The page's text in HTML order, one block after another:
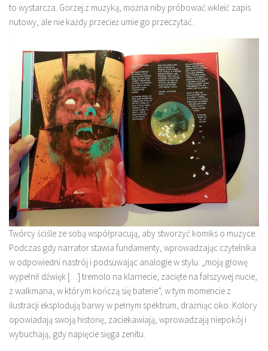
to wystarcza. Gorzej z muzyką, można niby próbować wkleić zapis
nutowy, ale nie każdy przecież umie go przeczytać.
Twórcy ściśle ze sobą współpracują, aby stworzyć komiks o muzyce.
Podczas gdy narrator stawia fundamenty, wprowadzając czytelnika
w odpowiedni nastrój i podsuwając analogie w stylu: „moją głowę
wypełnił dźwięk […] tremolo na klarnecie, zacięte na fałszywej nucie,
z walkmana, w którym kończą się baterie”, w tym momencie z
ilustracji eksplodują barwy w pełnym spektrum, drażniąc oko. Kolory
opowiadają swoją historię, zaciekawiają, wprowadzają niepokój i
wybuchają, gdy napięcie sięga zenitu.